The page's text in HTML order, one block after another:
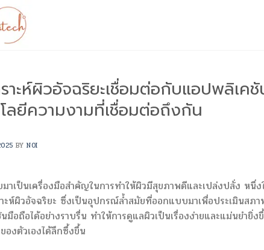
ราะห์ผิวอัจฉริยะเชื่อมต่อกับแอปพลิเค
ลยีความงามที่เชื่อมต่อถึงกัน
BYNOI
มาเป็นเครื่องมือสำคัญในการทำให้ผิวมีสุขภาพดีและเปล่งปลั่ง หนึ่
ห์ผิวอัจฉริยะ ซึ่งเป็นอุปกรณ์ล้ำสมัยที่ออกแบบมาเพื่อประเมินสภา
อถือได้อย่างราบรื่น ทำให้การดูแลผิวเป็นเรื่องง่ายและแม่นยำยิ่
องตัวเองได้ลึกซึ้งขึ้น